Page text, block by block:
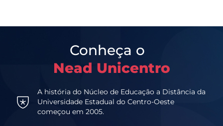
Conheça o
Nead Unicentro
A história do Núcleo de Educação a Distância da
Universidade Estadual do Centro-Oeste
começou em 2005.